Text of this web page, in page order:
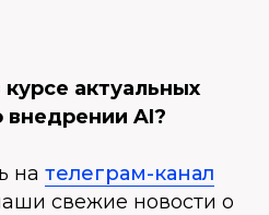
актуальных
внедрении AI?
на телеграм-канал
свежие новости о